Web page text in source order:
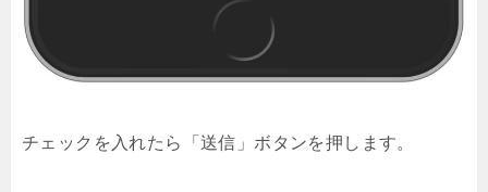
チェックを入れたら「送信」ボタンを押します。